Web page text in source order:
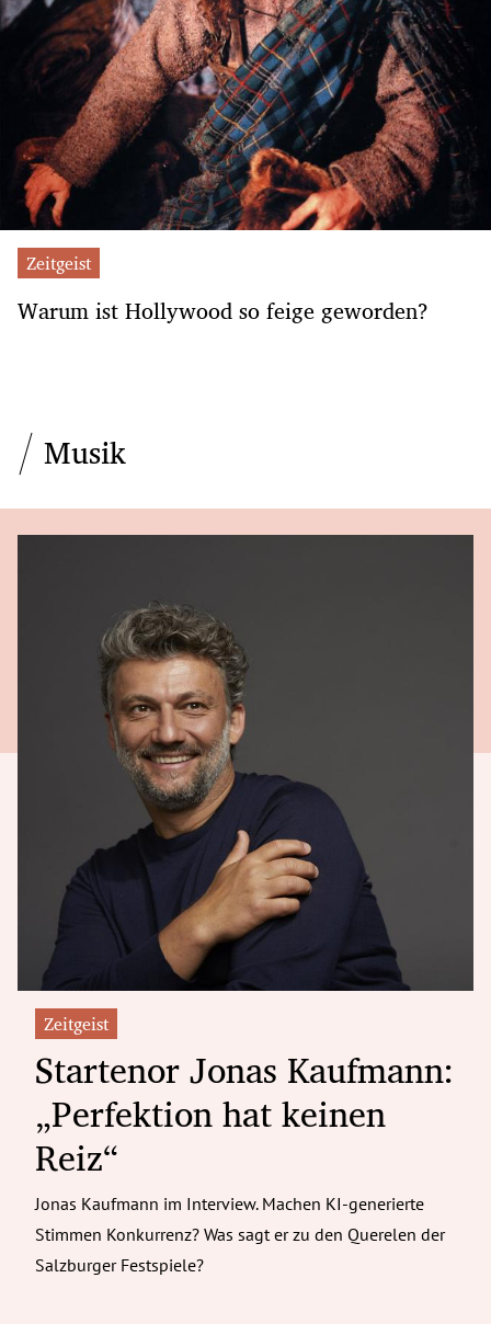
Zeitgeist
Warum ist Hollywood so feige geworden?
Musik
Zeitgeist
Startenor Jonas Kaufmann:
„Perfektion hat keinen
Reiz“
Jonas Kaufmann im Interview. Machen KI-generierte
Stimmen Konkurrenz? Was sagt er zu den Querelen der
Salzburger Festspiele?